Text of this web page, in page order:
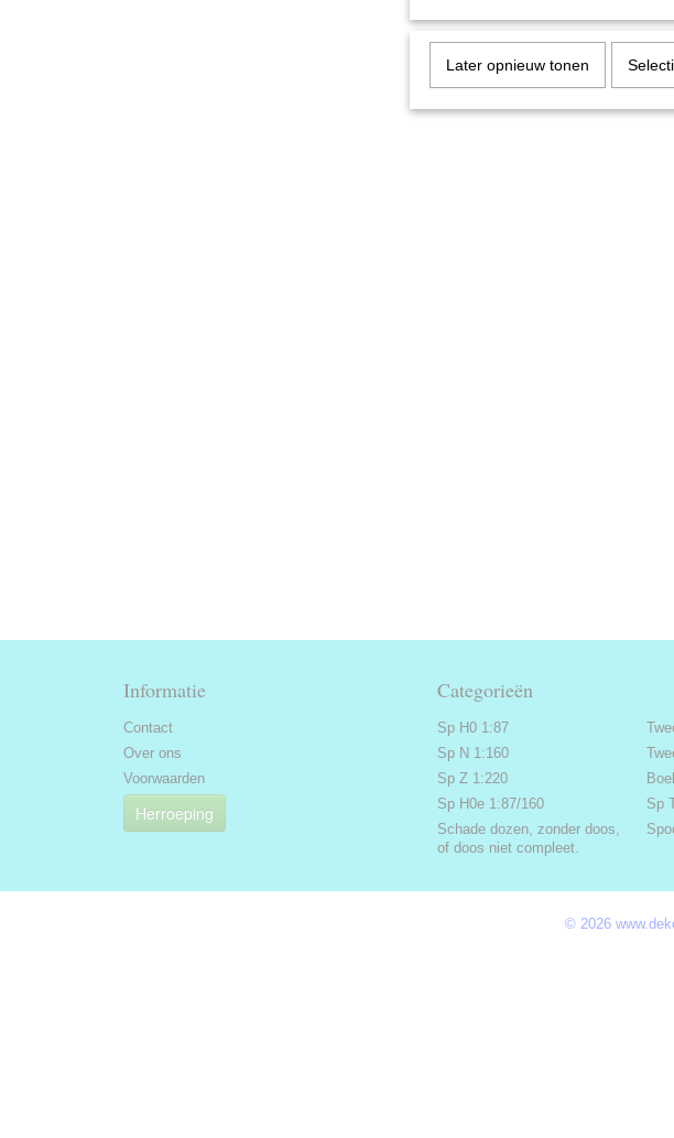
Informatie
Contact
Over ons
Voorwaarden
Herroeping
Categorieën
Sp H0 1:87
Sp N 1:160
Sp Z 1:220
Sp H0e 1:87/160
Schade dozen, zonder doos,
of doos niet compleet.
Sp
© 2026
Later opnieuw tonen